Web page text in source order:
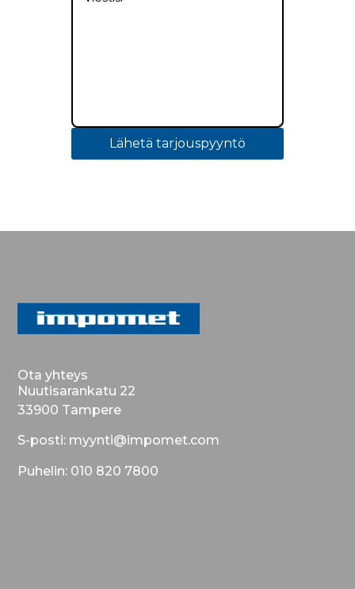
Lähetä tarjouspyyntö
Ota yhteys
Nuutisarankatu 22
33900 Tampere
S-posti: myynti@impomet.com
Puhelin: 010 820 7800